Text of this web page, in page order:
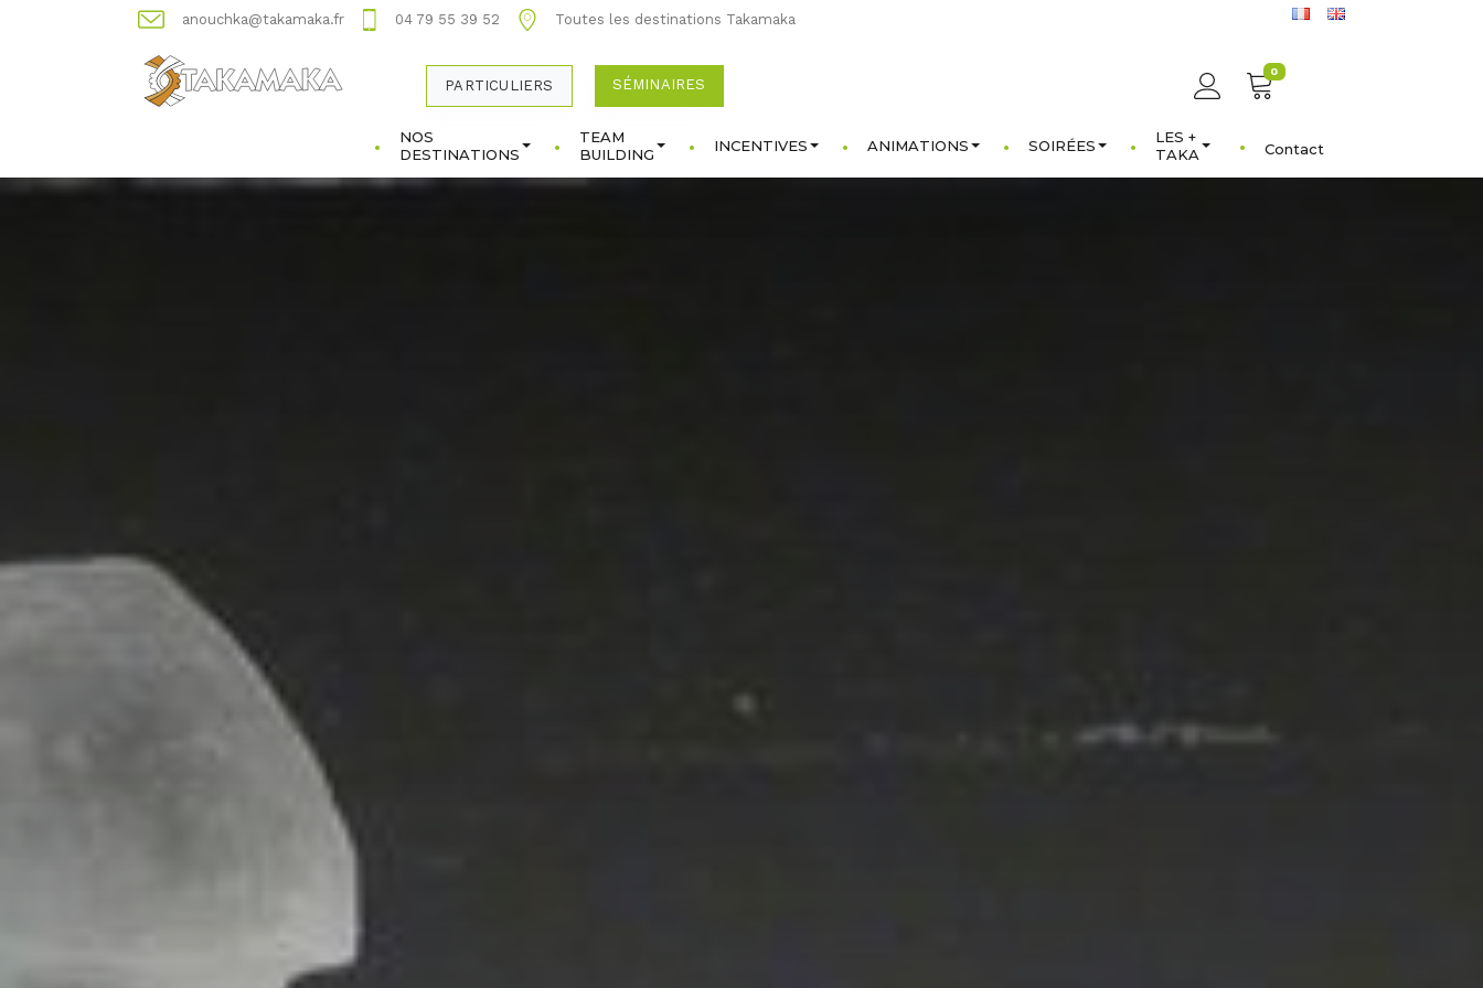
anouchka@takamaka.fr 04 79 55 39 52 Toutes les destinations Takamaka
PARTICULIERS SÉMINAIRES
0
NOS
DESTINATIONS
TEAM
BUILDING
INCENTIVES ANIMATIONS SOIRÉES
LES +
TAKA
Contact